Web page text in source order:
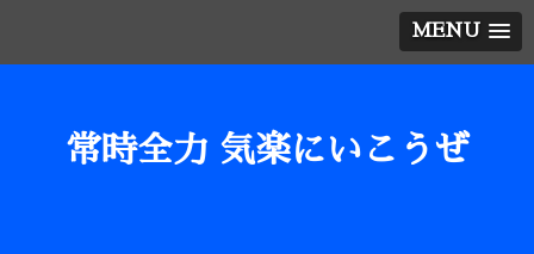
MENU
常時全力 気楽にいこうぜ